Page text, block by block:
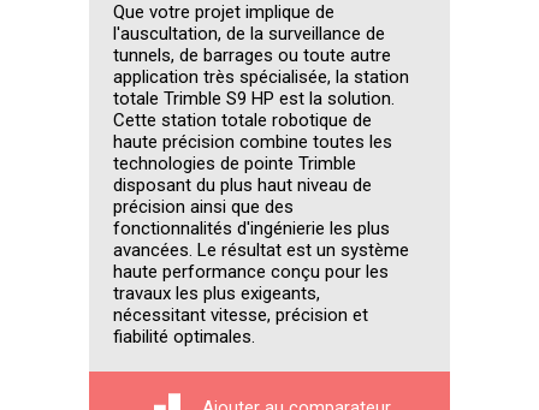
Que votre projet implique de
l'auscultation, de la surveillance de
tunnels, de barrages ou toute autre
application très spécialisée, la station
totale Trimble S9 HP est la solution.
Cette station totale robotique de
haute précision combine toutes les
technologies de pointe Trimble
disposant du plus haut niveau de
précision ainsi que des
fonctionnalités d'ingénierie les plus
avancées. Le résultat est un système
haute performance conçu pour les
travaux les plus exigeants,
nécessitant vitesse, précision et
fiabilité optimales.